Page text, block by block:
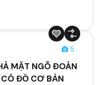
5
MẶT NGÕ ĐOÀN
ĐỒ CƠ BẢN